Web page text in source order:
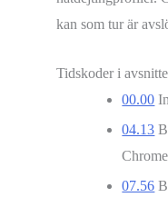
kan som tur är
Tidskoder i
00.00
04.13
Chrome
07.56